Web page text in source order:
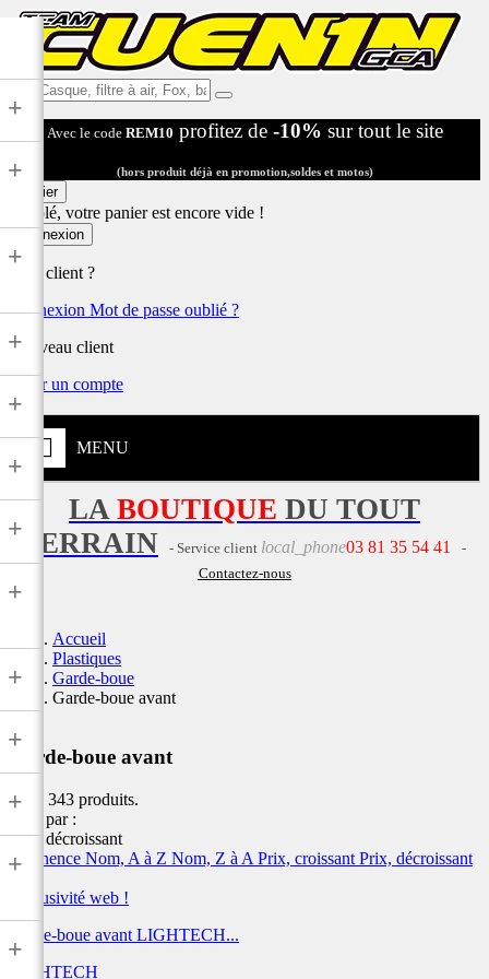
Ex:
Casque,
filtre
air,
Fox,
...
Avec le code REM10 profitez de -10% sur tout le site
(hors produit déjà en promotion,soldes et motos)
Panier
Désolé, votre panier est encore vide !
Connexion
Déjà client ?
Connexion Mot de passe oublié ?
Nouveau client
Créer un compte
MENU
+
+
+
+
+
+
+
+
+
+
+
+
+
LA BOUTIQUE DU TOUT
TERRAIN
- Service client local_phone03 81 35 54 41
-
Contactez-nous
Accueil
Plastiques
Garde-boue
Garde-boue avant
Garde-boue avant
Il y a 343 produits.
Trier par :
Prix, décroissant
Pertinence Nom, A à Z Nom, Z à A Prix, croissant Prix, décroissant
Exclusivité web !
Garde-boue avant LIGHTECH...
LIGHTECH